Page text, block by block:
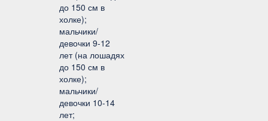
до 150 см в
холке);
мальчики/
девочки 9-12
лет (на лошадях
до 150 см в
холке);
мальчики/
девочки 10-14
лет;